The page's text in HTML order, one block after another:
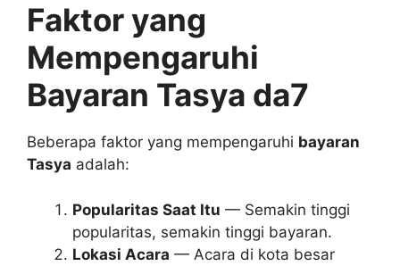
Faktor yang
Mempengaruhi
Bayaran Tasya da7
Beberapa faktor yang mempengaruhi bayaran
Tasya adalah:
Popularitas Saat Itu — Semakin tinggi
popularitas, semakin tinggi bayaran.
Lokasi Acara — Acara di kota besar